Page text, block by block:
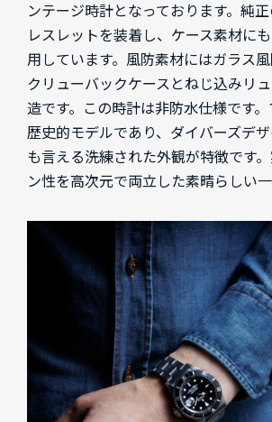
ンテージ時計となっております。純
レスレットを装着し、ケース素材に
用しています。風防素材にはガラス
クリューバックケースとねじ込みリ
造です。この時計は非防水仕様です。
歴史的モデルであり、ダイバーズデ
も言える洗練された外観が特徴です
ン性を高次元で両立した素晴らしい一